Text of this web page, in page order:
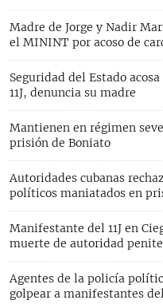
Madre de Jorge y Nadir
el MININT por acoso de
Seguridad del Estado
11J, denuncia su madre
Mantienen en régimen
prisión de Boniato
Autoridades cubanas
políticos maniatados en
Manifestante del 11J en
muerte de autoridad
Agentes de la policía
golpear a manifestantes